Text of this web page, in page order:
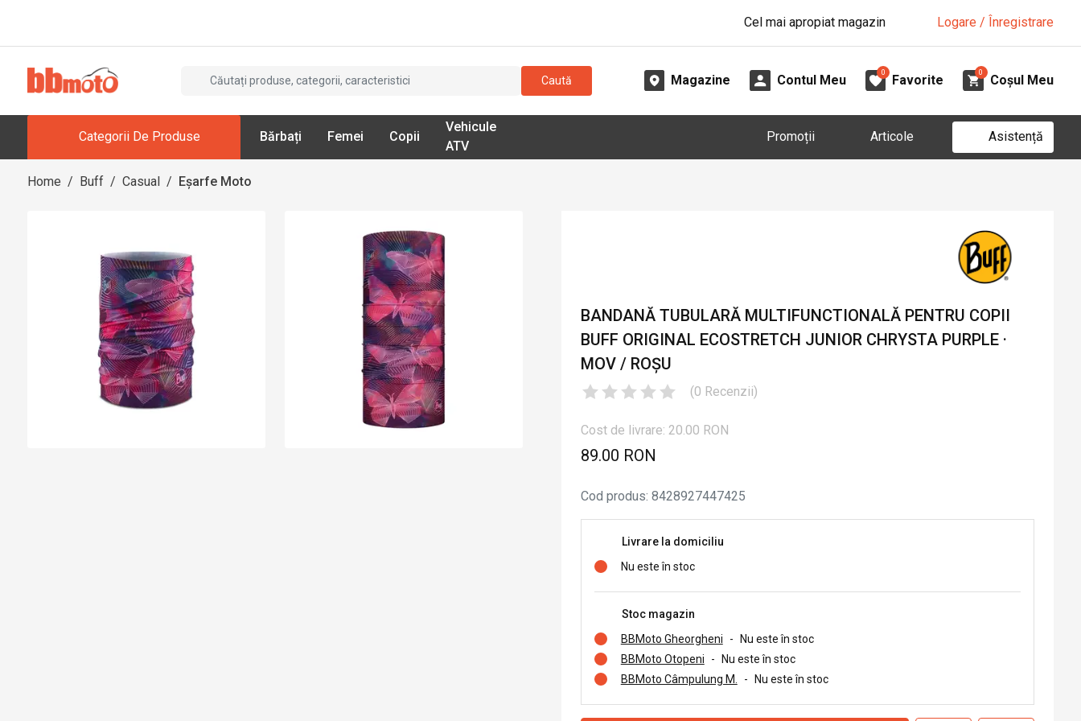
Cel mai apropiat magazin Logare / Înregistrare
Caută Magazine Contul Meu
0
Favorite
0
Coșul Meu
Categorii De Produse Bărbați Femei Copii
Vehicule
ATV
Promoții Articole Asistență
Home / Buff / Casual / Eșarfe Moto
BANDANĂ TUBULARĂ MULTIFUNCTIONALĂ PENTRU COPII
BUFF ORIGINAL ECOSTRETCH JUNIOR CHRYSTA PURPLE ·
MOV / ROȘU
(0 Recenzii)
Cost de livrare: 20.00 RON
89.00 RON
Cod produs: 8428927447425
Livrare la domiciliu
Nu este în stoc
Stoc magazin
BBMoto Gheorgheni
-
Nu este în stoc
BBMoto Otopeni
-
Nu este în stoc
BBMoto Câmpulung M.
- Nu este în stoc